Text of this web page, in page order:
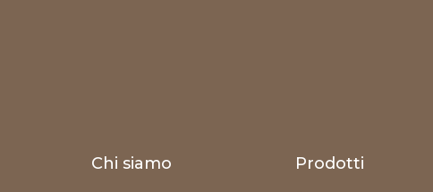
Chi siamo Prodotti